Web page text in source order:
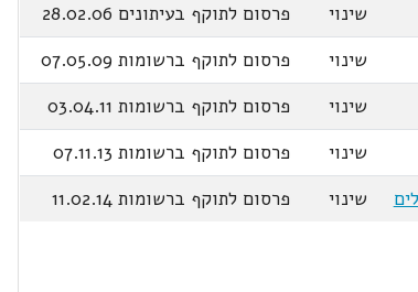
שינוי
פרסום לתוקף בעיתונים 28.02.06
שינוי
פרסום לתוקף ברשומות 07.05.09
שינוי
פרסום לתוקף ברשומות 03.04.11
שינוי
פרסום לתוקף ברשומות 07.11.13
שינוי פרסום לתוקף ברשומות 11.02.14